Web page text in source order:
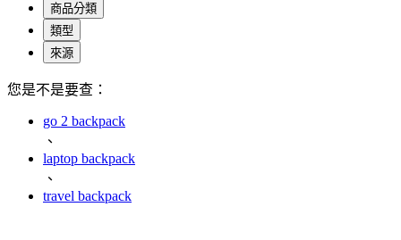
商品分類
類型
來源
您是不是要查：
go 2 backpack
、
laptop backpack
、
travel backpack